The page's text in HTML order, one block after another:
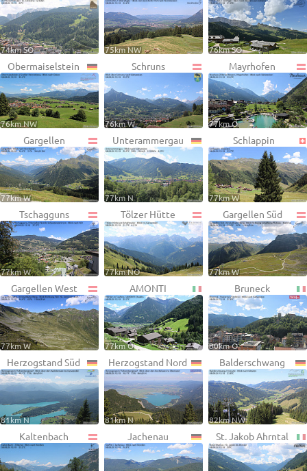
74km SO 75km NW 76km SO
Obermaiselstein
76km NW
Schruns
76km W
Mayrhofen
77km O
Gargellen
77km W
Unterammergau
77km N
Schlappin
77km W
Tschagguns
77km W
Tölzer Hütte
77km NO
Gargellen Süd
77km W
Gargellen West
77km W
AMONTI
77km O
Bruneck
80km O
Herzogstand Süd
81km N
Herzogstand Nord
81km N
Balderschwang
82km NW
Kaltenbach Jachenau St. Jakob Ahrntal